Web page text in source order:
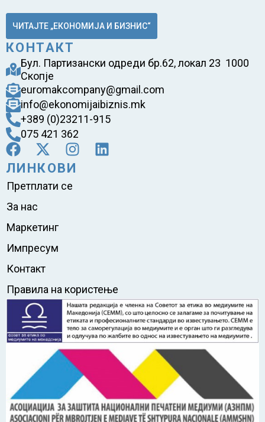
ЧИТАЈТЕ „ЕКОНОМИЈА И БИЗНИС“
КОНТАКТ
Бул. Партизански одреди бр.62, локал 23 1000
Скопје
euromakcompany@gmail.com
info@ekonomijaibiznis.mk
+389 (0)23211-915
075 421 362
ЛИНКОВИ
Претплати се
За нас
Маркетинг
Импресум
Контакт
Правила на користење